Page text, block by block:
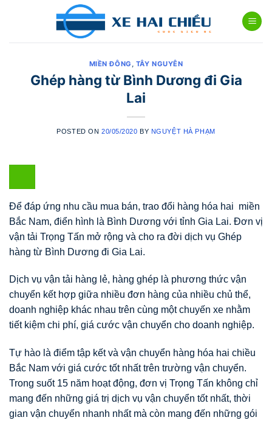
MIỀN ĐÔNG , TÂY NGUYÊN
Ghép hàng từ Bình Dương đi Gia
Lai
POSTED ON 20/05/2020 BY NGUYỆT HÀ PHẠM
Để đáp ứng nhu cầu mua bán, trao đổi hàng hóa hai miền
Bắc Nam, điển hình là Bình Dương với tỉnh Gia Lai. Đơn vị
vận tải Trọng Tấn mở rộng và cho ra đời dịch vụ Ghép
hàng từ Bình Dương đi Gia Lai.
Dịch vụ vận tải hàng lẻ, hàng ghép là phương thức vận
chuyển kết hợp giữa nhiều đơn hàng của nhiều chủ thể,
doanh nghiệp khác nhau trên cùng một chuyến xe nhằm
tiết kiệm chi phí, giá cước vận chuyển cho doanh nghiệp.
Tự hào là điểm tập kết và vận chuyển hàng hóa hai chiều
Bắc Nam với giá cước tốt nhất trên trường vận chuyển.
Trong suốt 15 năm hoạt động, đơn vị Trọng Tấn không chỉ
mang đến những giá trị dịch vụ vận chuyển tốt nhất, thời
gian vận chuyển nhanh nhất mà còn mang đến những gói